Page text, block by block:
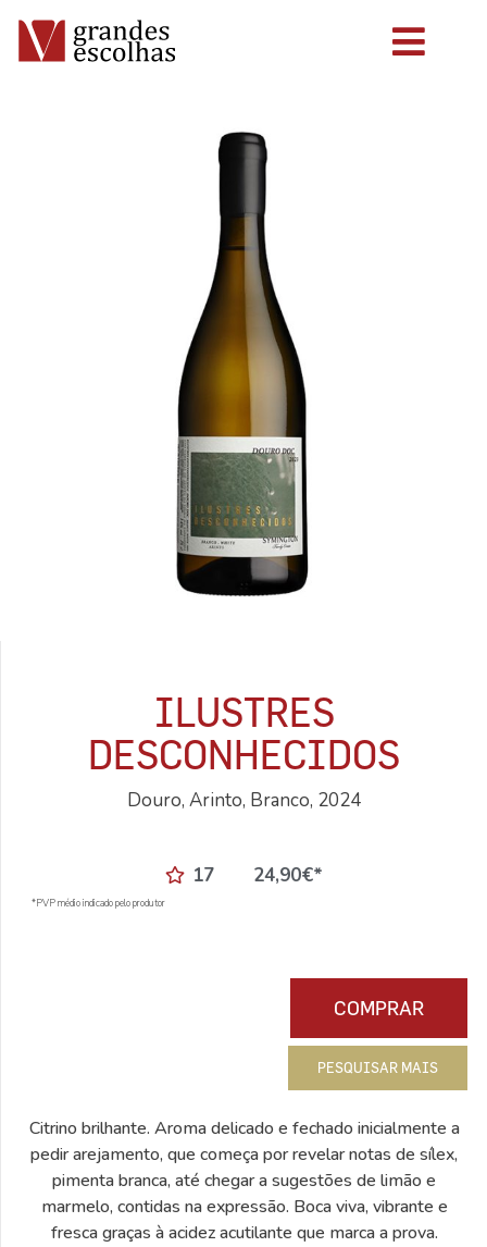
ILUSTRES
DESCONHECIDOS
Douro, Arinto, Branco, 2024
17 24,90€*
*PVP médio indicado pelo produtor
COMPRAR
PESQUISAR MAIS
Citrino brilhante. Aroma delicado e fechado inicialmente a
pedir arejamento, que começa por revelar notas de sílex,
pimenta branca, até chegar a sugestões de limão e
marmelo, contidas na expressão. Boca viva, vibrante e
fresca graças à acidez acutilante que marca a prova.